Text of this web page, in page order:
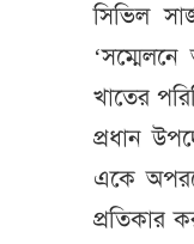
সিভিল
খাতের
প্রধান
একে
প্রতিকার